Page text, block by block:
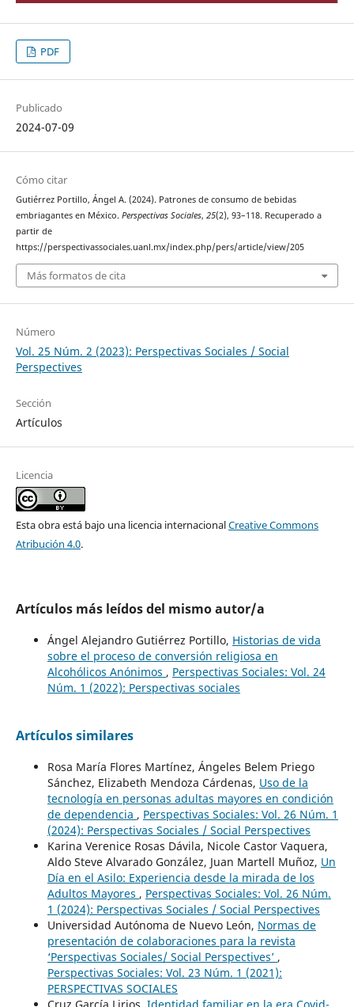
PDF
Publicado
2024-07-09
Cómo citar
Gutiérrez Portillo, Ángel A. (2024). Patrones de consumo de bebidas
embriagantes en México. Perspectivas Sociales, 25(2), 93–118. Recuperado a
partir de
https://perspectivassociales.uanl.mx/index.php/pers/article/view/205
Más formatos de cita
Número
Vol. 25 Núm. 2 (2023): Perspectivas Sociales / Social
Perspectives
Sección
Artículos
Licencia
Esta obra está bajo una licencia internacionalCreative Commons
Atribución 4.0.
Artículos más leídos del mismo autor/a
Ángel Alejandro Gutiérrez Portillo, Historias de vida
sobre el proceso de conversión religiosa en
Alcohólicos Anónimos , Perspectivas Sociales: Vol. 24
Núm. 1 (2022): Perspectivas sociales
Artículos similares
Rosa María Flores Martínez, Ángeles Belem Priego
Sánchez, Elizabeth Mendoza Cárdenas, Uso de la
tecnología en personas adultas mayores en condición
de dependencia , Perspectivas Sociales: Vol. 26 Núm. 1
(2024): Perspectivas Sociales / Social Perspectives
Karina Verenice Rosas Dávila, Nicole Castor Vaquera,
Aldo Steve Alvarado González, Juan Martell Muñoz, Un
Día en el Asilo: Experiencia desde la mirada de los
Adultos Mayores , Perspectivas Sociales: Vol. 26 Núm.
1 (2024): Perspectivas Sociales / Social Perspectives
Universidad Autónoma de Nuevo León, Normas de
presentación de colaboraciones para la revista
‘Perspectivas Sociales/ Social Perspectives’ ,
Perspectivas Sociales: Vol. 23 Núm. 1 (2021):
PERSPECTIVAS SOCIALES
Cruz García Lirios, Identidad familiar en la era Covid-